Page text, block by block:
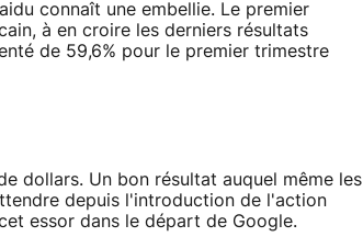
connaît une embellie. Le premier
à en croire les derniers résultats
de 59,6% pour le premier trimestre
dollars. Un bon résultat auquel même les
depuis l'introduction de l'action
essor dans le départ de Google.